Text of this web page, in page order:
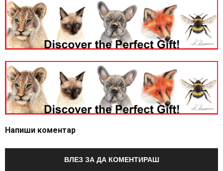
Напиши коментар
ВЛЕЗ ЗА ДА КОМЕНТИРАШ